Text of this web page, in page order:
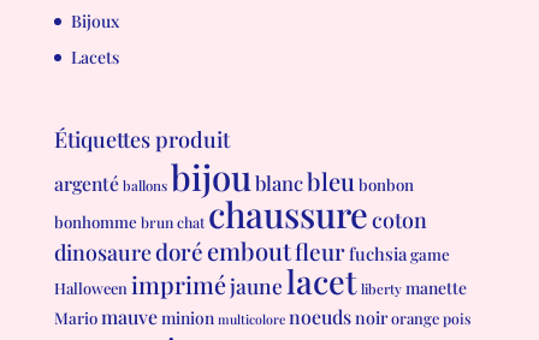
Bijoux
Lacets
Étiquettes produit
argenté ballons bijou blancbleu bonbon
bonhomme brun chat chaussurecoton
dinosauredoré emboutfleurfuchsiagame
Halloween impriméjaunelacet liberty manette
Mariomauveminion multicolore noeudsnoirorange pois